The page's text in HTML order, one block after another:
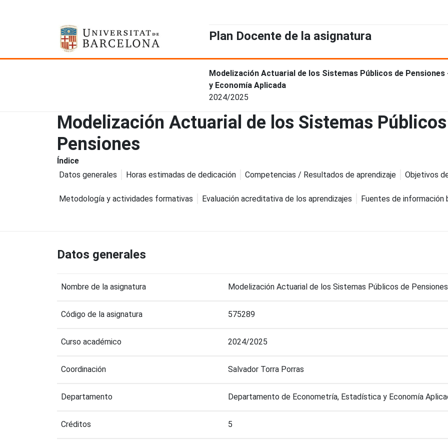
Plan Docente de la asignatura
Modelización Actuarial de los Sistemas Públicos de
y Economía Aplicada
2024/2025
Modelización Actuarial de los Sistemas
Pensiones
Índice
Datos generales
Horas estimadas de dedicación Competencias / Resultados de aprendizaje Objetivos
Metodología y actividades formativas Evaluación acreditativa de los aprendizajes Fuentes de información
Datos generales
Nombre de la asignatura Modelización Actuarial de los Sistemas Públicos de Pensiones
Código de la asignatura 575289
Curso académico 2024/2025
Coordinación Salvador Torra Porras
Departamento Departamento de Econometría, Estadística y Economía
Créditos 5